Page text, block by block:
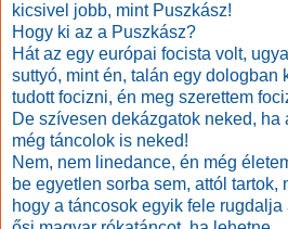
kicsivel jobb, mint Puszkász!
Hogy ki az a Puszkász?
Hát az egy európai focista volt,
suttyó, mint én, talán egy dologban
tudott focizni, én meg szerettem
De szívesen dekázgatok neked, ha
még táncolok is neked!
Nem, nem linedance, én még
be egyetlen sorba sem, attól tartok,
hogy a táncosok egyik fele